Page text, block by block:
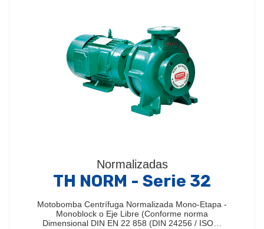
Normalizadas
TH NORM - Serie 32
Motobomba Centrífuga Normalizada Mono-Etapa -
Monoblock o Eje Libre (Conforme norma
Dimensional DIN EN 22 858 (DIN 24256 / ISO…